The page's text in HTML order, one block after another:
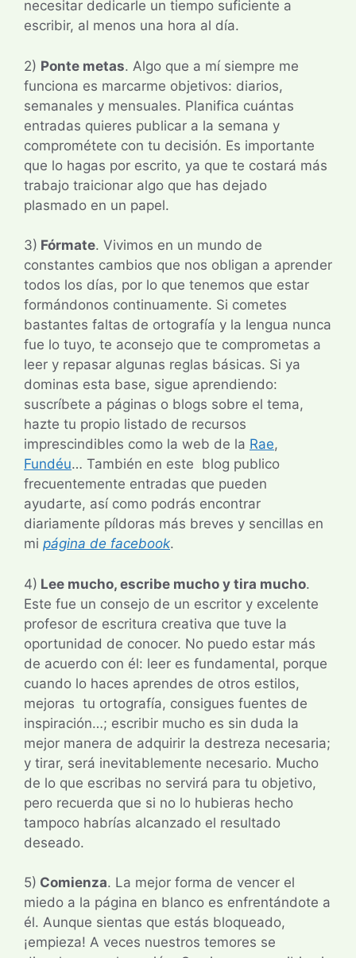
necesitar dedicarle un tiempo suficiente a
escribir, al menos una hora al día.
2) Ponte metas. Algo que a mí siempre me
funciona es marcarme objetivos: diarios,
semanales y mensuales. Planifica cuántas
entradas quieres publicar a la semana y
comprométete con tu decisión. Es importante
que lo hagas por escrito, ya que te costará más
trabajo traicionar algo que has dejado
plasmado en un papel.
3) Fórmate. Vivimos en un mundo de
constantes cambios que nos obligan a aprender
todos los días, por lo que tenemos que estar
formándonos continuamente. Si cometes
bastantes faltas de ortografía y la lengua nunca
fue lo tuyo, te aconsejo que te comprometas a
leer y repasar algunas reglas básicas. Si ya
dominas esta base, sigue aprendiendo:
suscríbete a páginas o blogs sobre el tema,
hazte tu propio listado de recursos
imprescindibles como la web de la Rae,
Fundéu… También en este blog publico
frecuentemente entradas que pueden
ayudarte, así como podrás encontrar
diariamente píldoras más breves y sencillas en
mi página de facebook.
4) Lee mucho, escribe mucho y tira mucho.
Este fue un consejo de un escritor y excelente
profesor de escritura creativa que tuve la
oportunidad de conocer. No puedo estar más
de acuerdo con él: leer es fundamental, porque
cuando lo haces aprendes de otros estilos,
mejoras tu ortografía, consigues fuentes de
inspiración…; escribir mucho es sin duda la
mejor manera de adquirir la destreza necesaria;
y tirar, será inevitablemente necesario. Mucho
de lo que escribas no servirá para tu objetivo,
pero recuerda que si no lo hubieras hecho
tampoco habrías alcanzado el resultado
deseado.
5) Comienza. La mejor forma de vencer el
miedo a la página en blanco es enfrentándote a
él. Aunque sientas que estás bloqueado,
¡empieza! A veces nuestros temores se